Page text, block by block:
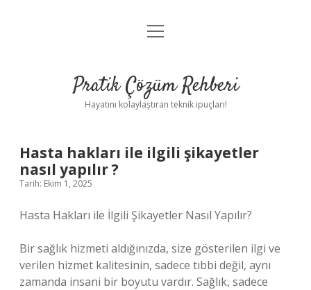
Anasayfa
Yasal Uyarı
menüyü
Pratik Çözüm Rehberi
Hayatını kolaylaştıran teknik ipuçları!
Hasta hakları ile ilgili şikayetler
nasıl yapılır ?
Tarih: Ekim 1, 2025
Hasta Hakları ile İlgili Şikayetler Nasıl Yapılır?
Bir sağlık hizmeti aldığınızda, size gösterilen ilgi ve
verilen hizmet kalitesinin, sadece tıbbi değil, aynı
zamanda insani bir boyutu vardır. Sağlık, sadece